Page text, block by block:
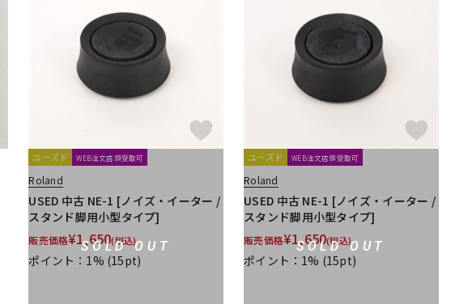
SOLD OUT
ユーズド WEB注文店頭受取可
Roland
USED 中古 NE-1 [ノイズ・イーター /
スタンド脚用小型タイプ]
販売価格¥1,650(税込)
ポイント：1% (15pt)
SOLD OUT
ユーズド WEB注文店頭受取可
Roland
USED 中古 NE-1 [ノイズ・イーター /
スタンド脚用小型タイプ]
販売価格¥1,650(税込)
ポイント：1% (15pt)